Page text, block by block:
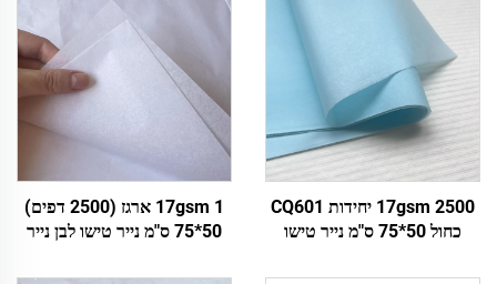
17gsm 2500 יחידות CQ601
כחול 50*75 ס"מ נייר טישו
17gsm 1 ארגז (2500 דפים)
50*75 ס"מ נייר טישו לבן נייר